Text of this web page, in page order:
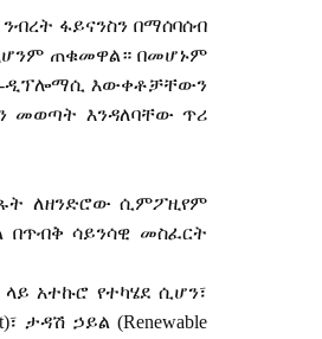
ንብረት ፋይናንስን በማሰባሰብ
ጠቁመዋል። በመሆኑም
ዲፕሎማሲ እውቀቶቻቸውን
መወጣት እንዳለባቸው ጥሪ
ለዘንድሮው ሲምፖዚየም
በጥብቅ ሳይንሳዊ መስፈርት
ላይ አተኩሮ የተካሄደ ሲሆን፣
፣ ታዳሽ ኃይል (Renewable